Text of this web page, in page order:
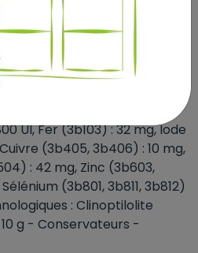
et de bêta-glucanes)
sp. (source de
L.I.P. : protéine sélectionnée
nutritionnels : Vitamine A :
UI, Fer (3b103) : 32 mg, Iode
(3b405, 3b406) : 10 mg,
: 42 mg, Zinc (3b603,
(3b801, 3b811, 3b812)
: Clinoptilolite
g - Conservateurs -